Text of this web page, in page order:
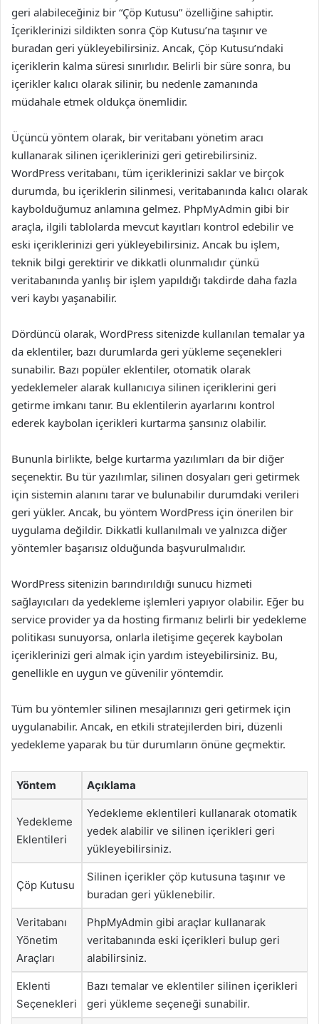
geri alabileceğiniz bir “Çöp Kutusu” özelliğine sahiptir.
İçeriklerinizi sildikten sonra Çöp Kutusu’na taşınır ve
buradan geri yükleyebilirsiniz. Ancak, Çöp Kutusu’ndaki
içeriklerin kalma süresi sınırlıdır. Belirli bir süre sonra, bu
içerikler kalıcı olarak silinir, bu nedenle zamanında
müdahale etmek oldukça önemlidir.
Üçüncü yöntem olarak, bir veritabanı yönetim aracı
kullanarak silinen içeriklerinizi geri getirebilirsiniz.
WordPress veritabanı, tüm içeriklerinizi saklar ve birçok
durumda, bu içeriklerin silinmesi, veritabanında kalıcı olarak
kaybolduğumuz anlamına gelmez. PhpMyAdmin gibi bir
araçla, ilgili tablolarda mevcut kayıtları kontrol edebilir ve
eski içeriklerinizi geri yükleyebilirsiniz. Ancak bu işlem,
teknik bilgi gerektirir ve dikkatli olunmalıdır çünkü
veritabanında yanlış bir işlem yapıldığı takdirde daha fazla
veri kaybı yaşanabilir.
Dördüncü olarak, WordPress sitenizde kullanılan temalar ya
da eklentiler, bazı durumlarda geri yükleme seçenekleri
sunabilir. Bazı popüler eklentiler, otomatik olarak
yedeklemeler alarak kullanıcıya silinen içeriklerini geri
getirme imkanı tanır. Bu eklentilerin ayarlarını kontrol
ederek kaybolan içerikleri kurtarma şansınız olabilir.
Bununla birlikte, belge kurtarma yazılımları da bir diğer
seçenektir. Bu tür yazılımlar, silinen dosyaları geri getirmek
için sistemin alanını tarar ve bulunabilir durumdaki verileri
geri yükler. Ancak, bu yöntem WordPress için önerilen bir
uygulama değildir. Dikkatli kullanılmalı ve yalnızca diğer
yöntemler başarısız olduğunda başvurulmalıdır.
WordPress sitenizin barındırıldığı sunucu hizmeti
sağlayıcıları da yedekleme işlemleri yapıyor olabilir. Eğer bu
service provider ya da hosting firmanız belirli bir yedekleme
politikası sunuyorsa, onlarla iletişime geçerek kaybolan
içeriklerinizi geri almak için yardım isteyebilirsiniz. Bu,
genellikle en uygun ve güvenilir yöntemdir.
Tüm bu yöntemler silinen mesajlarınızı geri getirmek için
uygulanabilir. Ancak, en etkili stratejilerden biri, düzenli
yedekleme yaparak bu tür durumların önüne geçmektir.
Yöntem Açıklama
Yedekleme
Eklentileri
Yedekleme eklentileri kullanarak otomatik
yedek alabilir ve silinen içerikleri geri
yükleyebilirsiniz.
Çöp Kutusu
Silinen içerikler çöp kutusuna taşınır ve
buradan geri yüklenebilir.
Veritabanı
Yönetim
Araçları
PhpMyAdmin gibi araçlar kullanarak
veritabanında eski içerikleri bulup geri
alabilirsiniz.
Eklenti
Seçenekleri
Bazı temalar ve eklentiler silinen içerikleri
geri yükleme seçeneği sunabilir.